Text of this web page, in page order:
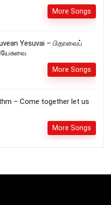
More Songs
Yesuvai – பிதாவைப்
More Songs
– Come together let us
More Songs